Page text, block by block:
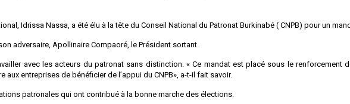
Idrissa Nassa, a été élu à la tête du Conseil National du Patronat Burkinabé ( CNPB) pour un
adversaire, Apollinaire Compaoré, le Président sortant.
avec les acteurs du patronat sans distinction. « Ce mandat est placé sous le
entreprises de bénéficier de l’appui du CNPB», a-t-il fait savoir.
patronales qui ont contribué à la bonne marche des élections.